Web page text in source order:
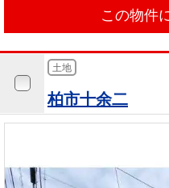
この物件
土地
柏市十余二